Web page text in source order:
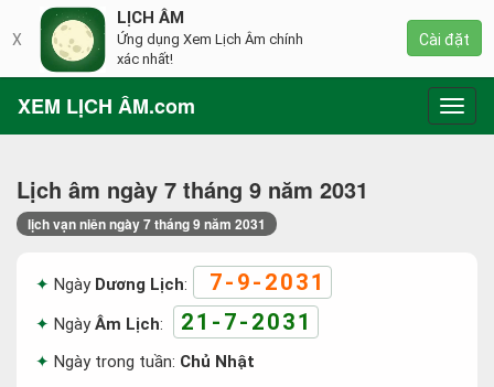
XEM LỊCH ÂM.com
Lịch âm ngày 7 tháng 9 năm 2031
lịch vạn niên ngày 7 tháng 9 năm 2031
Ngày Dương Lịch: 7-9-2031
NgàyÂm Lịch: 21-7-2031
Ngày trong tuần: Chủ Nhật
X
LỊCH ÂM
Ứng dụng Xem Lịch Âm chính
xác nhất!
Cài đặt